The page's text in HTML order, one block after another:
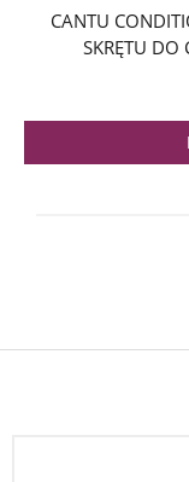
CANTU
SKRĘTU DO